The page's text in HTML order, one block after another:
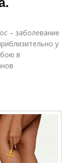
– заболевание
у
в